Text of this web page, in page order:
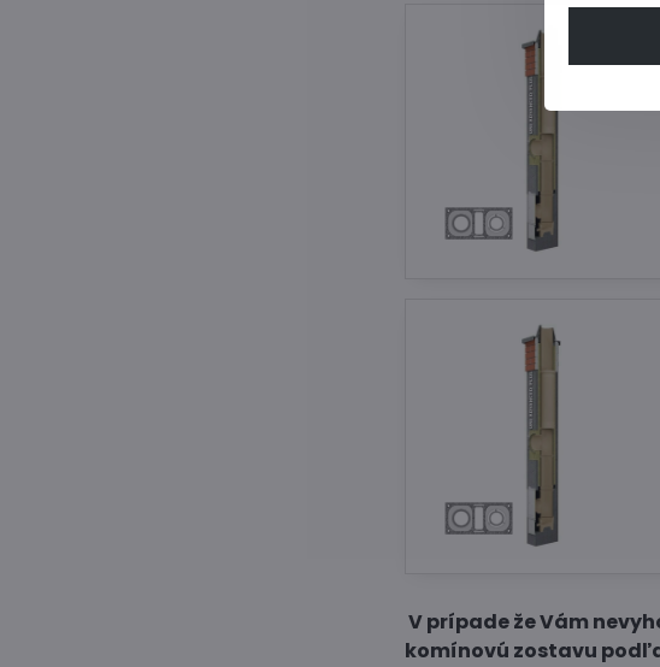
V prípade že Vám
komínovú zostavu